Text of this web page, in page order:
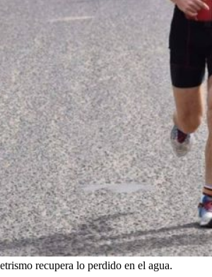
recupera lo perdido en el agua.